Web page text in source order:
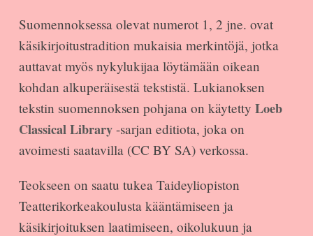
Suomennoksessa olevat numerot 1, 2 jne. ovat
käsikirjoitustradition mukaisia merkintöjä, jotka
auttavat myös nykylukijaa löytämään oikean
kohdan alkuperäisestä tekstistä. Lukianoksen
tekstin suomennoksen pohjana on käytetty Loeb
Classical Library-sarjan editiota, joka on
avoimesti saatavilla (CC BY SA) verkossa.
Teokseen on saatu tukea Taideyliopiston
Teatterikorkeakoulusta kääntämiseen ja
käsikirjoituksen laatimiseen, oikolukuun ja